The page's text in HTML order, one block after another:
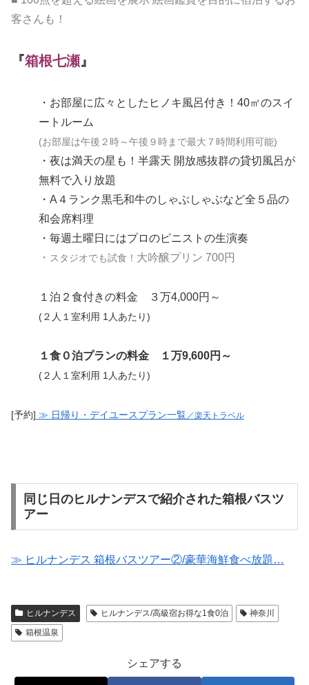
客さんも！
『箱根七瀬』
・お部屋に広々としたヒノキ風呂付き！40㎡のスイ
ートルーム
(お部屋は午後２時～午後９時まで最大７時間利用可能)
・夜は満天の星も！半露天 開放感抜群の貸切風呂が
無料で入り放題
・A４ランク黒毛和牛のしゃぶしゃぶなど全５品の
和会席料理
・毎週土曜日にはプロのピニストの生演奏
・ スタジオでも試食！ 大吟醸プリン 700円
１泊２食付きの料金 ３万4,000円～
(２人１室利用 1人あたり)
１食０泊プランの料金 １万9,600円～
(２人１室利用 1人あたり)
[予約] ≫ 日帰り・デイユースプラン一覧 ／楽天トラベル
同じ日のヒルナンデスで紹介された箱根バスツ
アー
≫ ヒルナンデス 箱根バスツアー②/豪華海鮮食べ放題…
ヒルナンデス ヒルナンデス/高級宿お得な1食0泊
神奈川
箱根温泉
シェアする